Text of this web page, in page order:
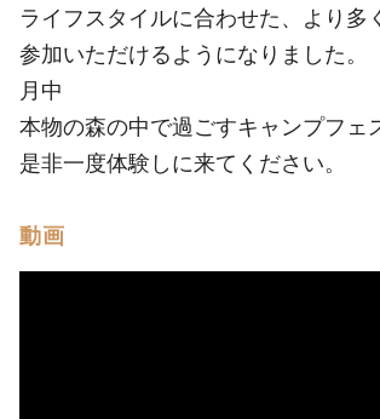
ライフスタイルに合わせた、より多
参加いただけるようになりました。
月中
本物の森の中で過ごすキャンプフェ
是非一度体験しに来てください。
動画